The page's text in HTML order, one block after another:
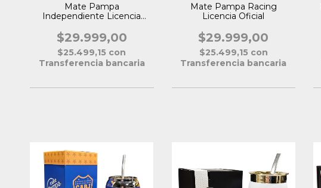
Mate Pampa
Independiente Licencia
$29.999,00
$25.499,15 con
Transferencia bancaria
Mate Pampa Racing
Licencia Oficial
$29.999,00
$25.499,15 con
Transferencia bancaria